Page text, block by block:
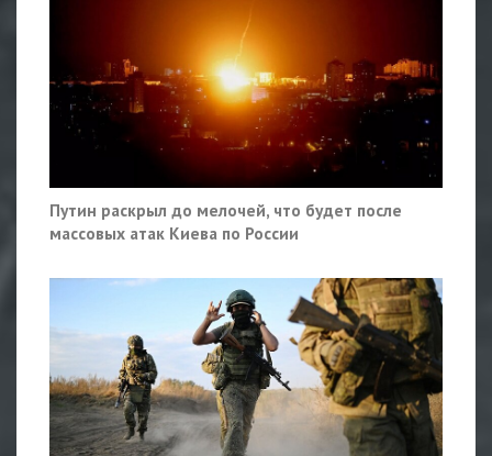
Путин раскрыл до мелочей, что будет после
массовых атак Киева по России